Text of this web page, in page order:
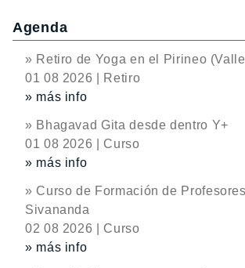
Agenda
» Retiro de Yoga en el Pirineo
01 08 2026 | Retiro
» más info
» Bhagavad Gita desde dentro Y+
01 08 2026 | Curso
» más info
» Curso de Formación de
Sivananda
02 08 2026 | Curso
» más info